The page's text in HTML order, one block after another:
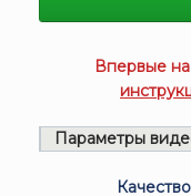
Впервые
Параметры